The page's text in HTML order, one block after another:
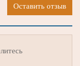
Оставить отзыв